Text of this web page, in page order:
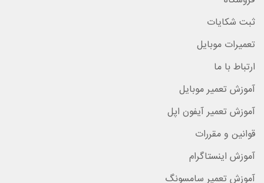
ثبت شکایات
تعمیرات موبایل
ارتباط با ما
آموزش تعمیر موبایل
آموزش تعمیر آیفون اپل
قوانین و مقررات
آموزش اینستاگرام
آموزش تعمیر سامسونگ